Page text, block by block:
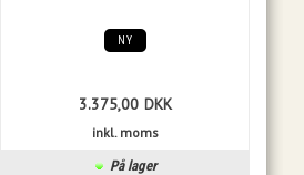
NY
3.375,00 DKK
inkl. moms
På lager